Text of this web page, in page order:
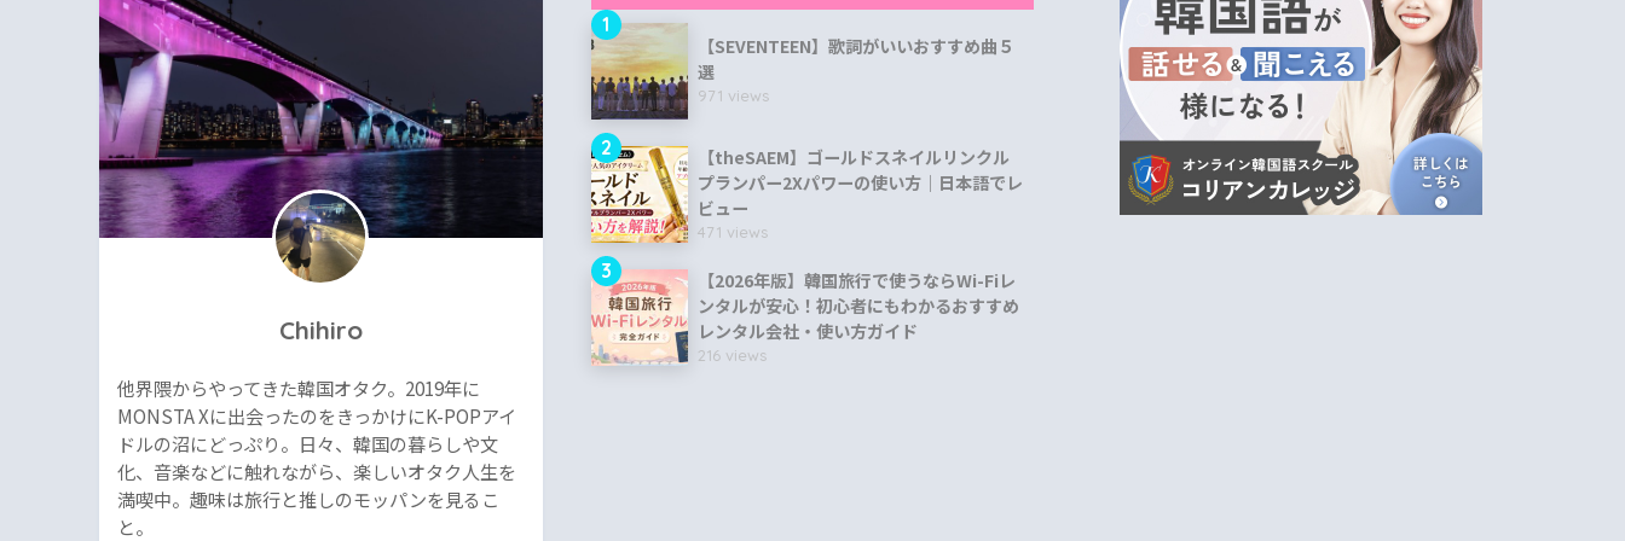
Chihiro
他界隈からやってきた韓国オタク。2019年に
MONSTA Xに出会ったのをきっかけにK-POPアイ
ドルの沼にどっぷり。日々、韓国の暮らしや文
化、音楽などに触れながら、楽しいオタク人生を
満喫中。趣味は旅行と推しのモッパンを見るこ
と。
1
【SEVENTEEN】歌詞がいいおすすめ曲５
選
971 views
2
【theSAEM】ゴールドスネイルリンクル
プランパー2Xパワーの使い方｜日本語でレ
ビュー
471 views
3
【2026年版】韓国旅行で使うならWi-Fiレ
ンタルが安心！初心者にもわかるおすすめ
レンタル会社・使い方ガイド
216 views